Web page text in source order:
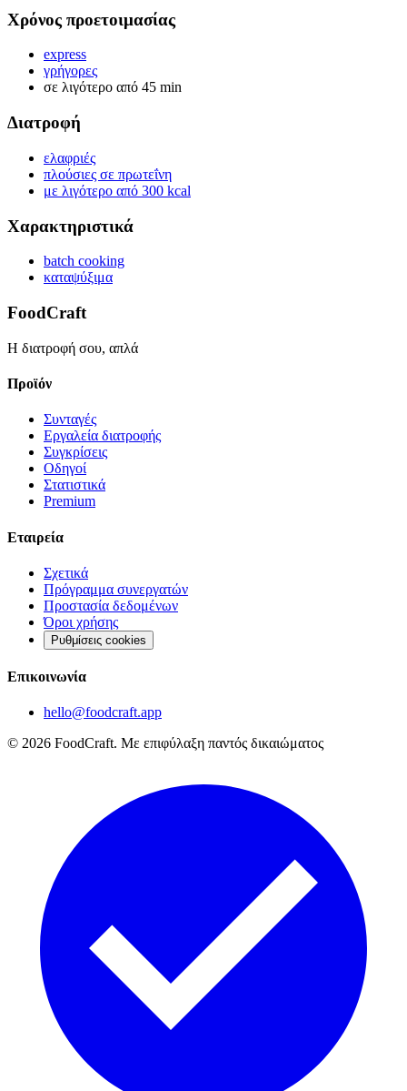
Χρόνος προετοιμασίας
express
γρήγορες
σε λιγότερο από 45 min
Διατροφή
ελαφριές
πλούσιες σε πρωτεΐνη
με λιγότερο από 300 kcal
Χαρακτηριστικά
batch cooking
καταψύξιμα
FoodCraft
Η διατροφή σου, απλά
Προϊόν
Συνταγές
Εργαλεία διατροφής
Συγκρίσεις
Οδηγοί
Στατιστικά
Premium
Εταιρεία
Σχετικά
Πρόγραμμα συνεργατών
Προστασία δεδομένων
Όροι χρήσης
Ρυθμίσεις cookies
Επικοινωνία
hello@foodcraft.app
© 2026 FoodCraft. Με επιφύλαξη παντός δικαιώματος